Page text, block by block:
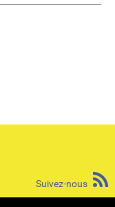
Suivez-nous